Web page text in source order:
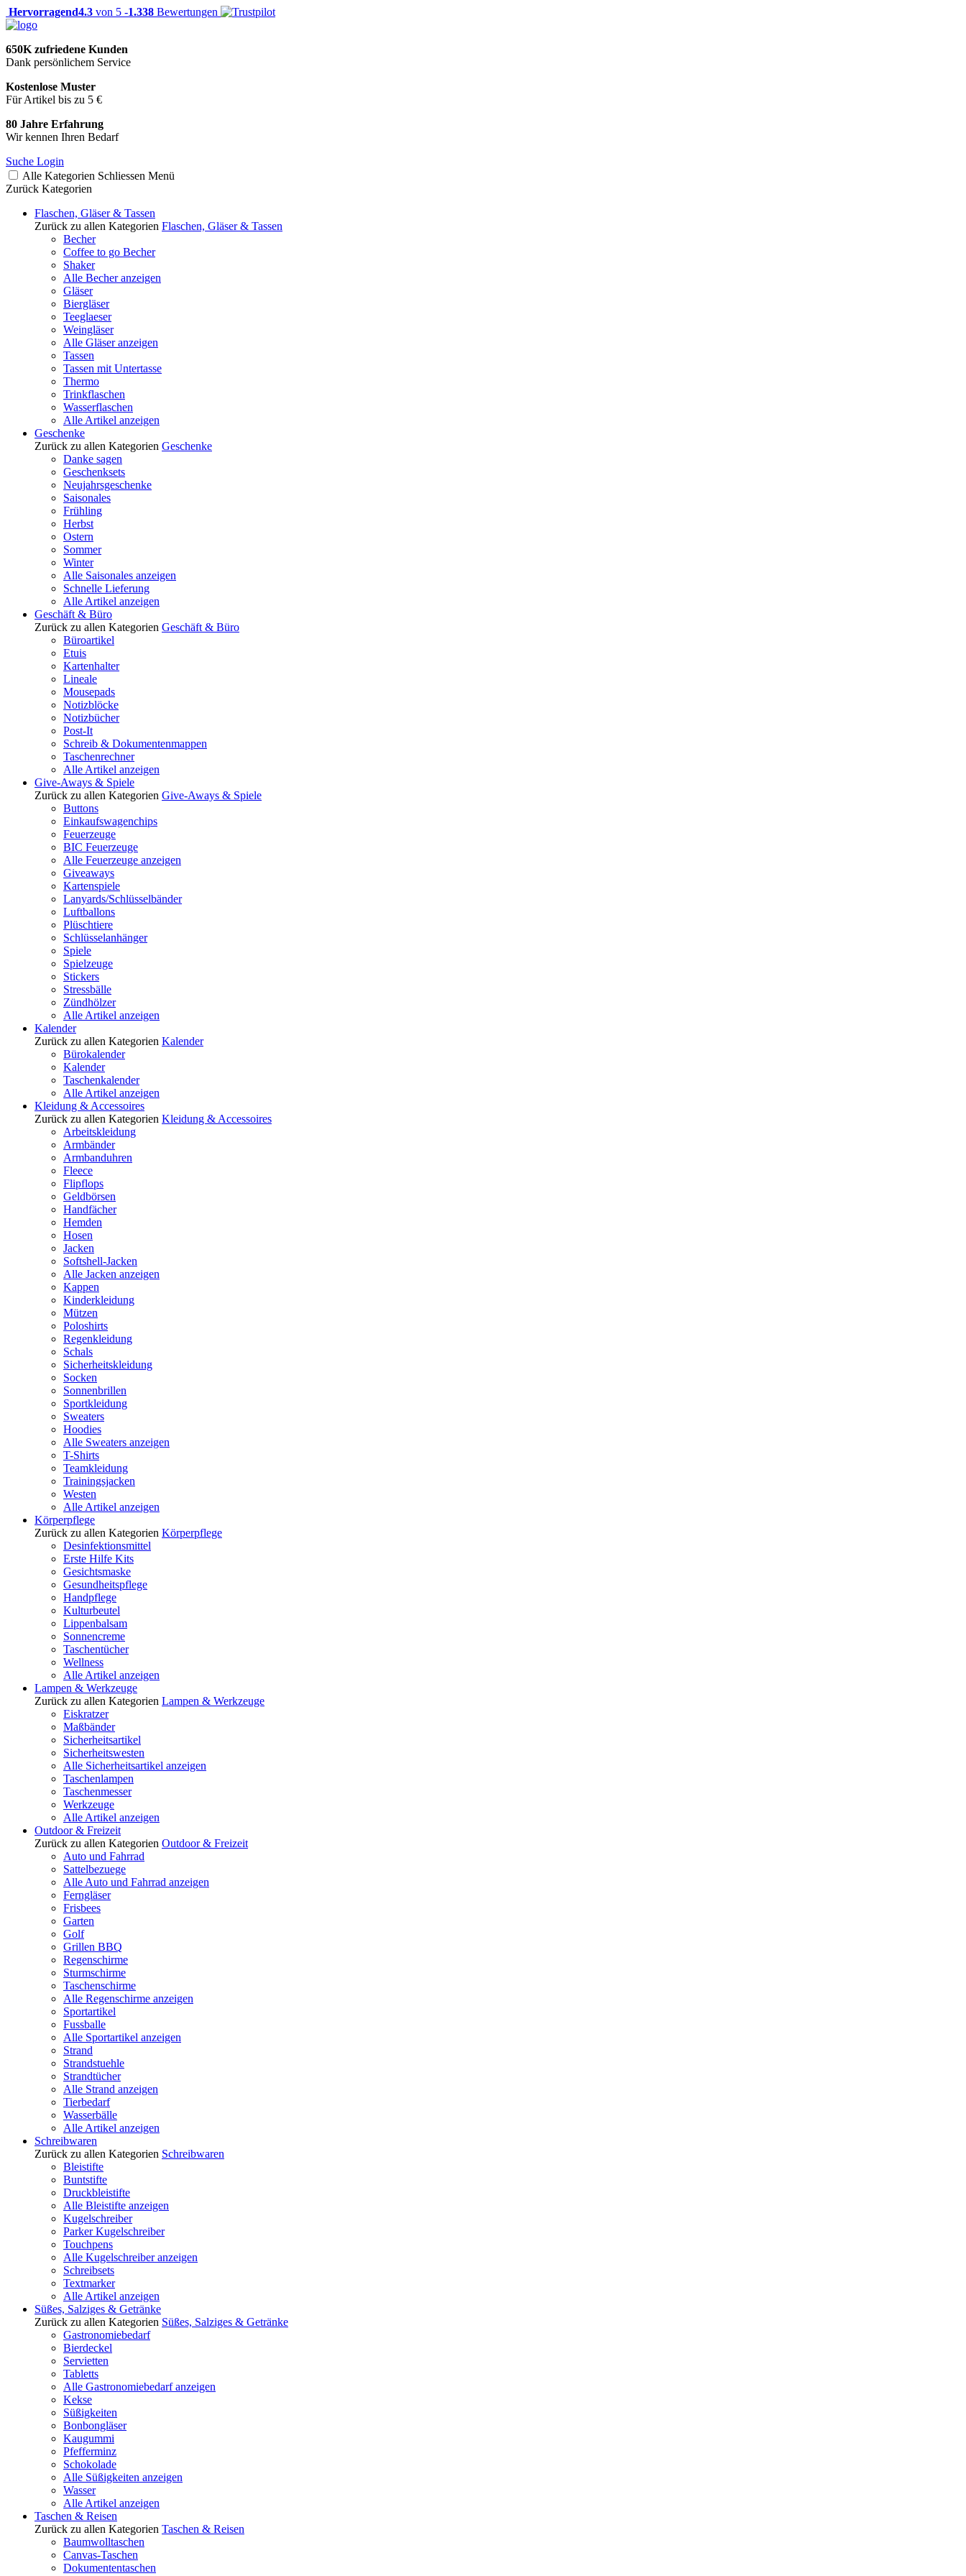
Hervorragend4.3 von 5 -1.338 Bewertungen
650K zufriedene Kunden
Dank persönlichem Service
Kostenlose Muster
Für Artikel bis zu 5 €
80 Jahre Erfahrung
Wir kennen Ihren Bedarf
Suche Login
Alle Kategorien Schliessen Menü
Zurück Kategorien
Flaschen, Gläser & Tassen
Zurück zu allen Kategorien Flaschen, Gläser & Tassen
Becher
Coffee to go Becher
Shaker
Alle Becher anzeigen
Gläser
Biergläser
Teeglaeser
Weingläser
Alle Gläser anzeigen
Tassen
Tassen mit Untertasse
Thermo
Trinkflaschen
Wasserflaschen
Alle Artikel anzeigen
Geschenke
Zurück zu allen Kategorien Geschenke
Danke sagen
Geschenksets
Neujahrsgeschenke
Saisonales
Frühling
Herbst
Ostern
Sommer
Winter
Alle Saisonales anzeigen
Schnelle Lieferung
Alle Artikel anzeigen
Geschäft & Büro
Zurück zu allen Kategorien Geschäft & Büro
Büroartikel
Etuis
Kartenhalter
Lineale
Mousepads
Notizblöcke
Notizbücher
Post-It
Schreib & Dokumentenmappen
Taschenrechner
Alle Artikel anzeigen
Give-Aways & Spiele
Zurück zu allen Kategorien Give-Aways & Spiele
Buttons
Einkaufswagenchips
Feuerzeuge
BIC Feuerzeuge
Alle Feuerzeuge anzeigen
Giveaways
Kartenspiele
Lanyards/Schlüsselbänder
Luftballons
Plüschtiere
Schlüsselanhänger
Spiele
Spielzeuge
Stickers
Stressbälle
Zündhölzer
Alle Artikel anzeigen
Kalender
Zurück zu allen Kategorien Kalender
Bürokalender
Kalender
Taschenkalender
Alle Artikel anzeigen
Kleidung & Accessoires
Zurück zu allen Kategorien Kleidung & Accessoires
Arbeitskleidung
Armbänder
Armbanduhren
Fleece
Flipflops
Geldbörsen
Handfächer
Hemden
Hosen
Jacken
Softshell-Jacken
Alle Jacken anzeigen
Kappen
Kinderkleidung
Mützen
Poloshirts
Regenkleidung
Schals
Sicherheitskleidung
Socken
Sonnenbrillen
Sportkleidung
Sweaters
Hoodies
Alle Sweaters anzeigen
T-Shirts
Teamkleidung
Trainingsjacken
Westen
Alle Artikel anzeigen
Körperpflege
Zurück zu allen Kategorien Körperpflege
Desinfektionsmittel
Erste Hilfe Kits
Gesichtsmaske
Gesundheitspflege
Handpflege
Kulturbeutel
Lippenbalsam
Sonnencreme
Taschentücher
Wellness
Alle Artikel anzeigen
Lampen & Werkzeuge
Zurück zu allen Kategorien Lampen & Werkzeuge
Eiskratzer
Maßbänder
Sicherheitsartikel
Sicherheitswesten
Alle Sicherheitsartikel anzeigen
Taschenlampen
Taschenmesser
Werkzeuge
Alle Artikel anzeigen
Outdoor & Freizeit
Zurück zu allen Kategorien Outdoor & Freizeit
Auto und Fahrrad
Sattelbezuege
Alle Auto und Fahrrad anzeigen
Ferngläser
Frisbees
Garten
Golf
Grillen BBQ
Regenschirme
Sturmschirme
Taschenschirme
Alle Regenschirme anzeigen
Sportartikel
Fussballe
Alle Sportartikel anzeigen
Strand
Strandstuehle
Strandtücher
Alle Strand anzeigen
Tierbedarf
Wasserbälle
Alle Artikel anzeigen
Schreibwaren
Zurück zu allen Kategorien Schreibwaren
Bleistifte
Buntstifte
Druckbleistifte
Alle Bleistifte anzeigen
Kugelschreiber
Parker Kugelschreiber
Touchpens
Alle Kugelschreiber anzeigen
Schreibsets
Textmarker
Alle Artikel anzeigen
Süßes, Salziges & Getränke
Zurück zu allen Kategorien Süßes, Salziges & Getränke
Gastronomiebedarf
Bierdeckel
Servietten
Tabletts
Alle Gastronomiebedarf anzeigen
Kekse
Süßigkeiten
Bonbongläser
Kaugummi
Pfefferminz
Schokolade
Alle Süßigkeiten anzeigen
Wasser
Alle Artikel anzeigen
Taschen & Reisen
Zurück zu allen Kategorien Taschen & Reisen
Baumwolltaschen
Canvas-Taschen
Dokumententaschen